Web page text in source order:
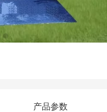
产品参数